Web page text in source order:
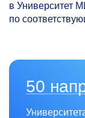
в Университет
по
50